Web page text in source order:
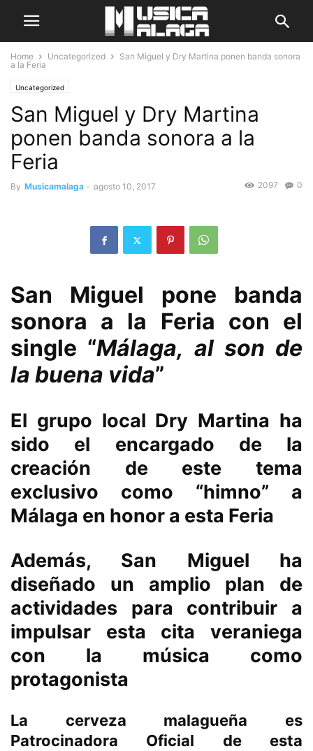
Home Uncategorized
San Miguel y Dry Martina ponen banda sonora
a la Feria
Uncategorized
San Miguel y Dry Martina
ponen banda sonora a la
Feria
By Musicamalaga - agosto 10, 2017 0
2097
San Miguel pone banda
sonora a la Feria con el
single “Málaga, al son de
la buena vida”
El grupo local Dry Martina ha
sido el encargado de la
creación de este tema
exclusivo como “himno” a
Málaga en honor a esta Feria
Además, San Miguel ha
diseñado un amplio plan de
actividades para contribuir a
impulsar esta cita veraniega
con la música como
protagonista
La cerveza malagueña es
Patrocinadora Oficial de esta